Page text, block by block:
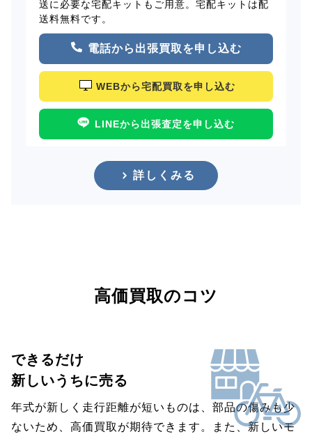
送に必要な宅配キットもご用意。宅配キットは配
送料無料です。
電話から出張買取を申し込む
WEBから宅配買取を申し込む
LINEから出張査定を申し込む
詳しくみる
高価買取のコツ
できるだけ
新しいうちに売る
年式が新しく走行距離が短いものは、部品の傷みも少
ないため、高価買取が期待できます。また、新しいモ